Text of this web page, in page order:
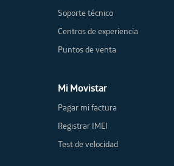
Soporte técnico
Centros de experiencia
Puntos de venta
Mi Movistar
Pagar mi factura
Registrar IMEI
Test de velocidad